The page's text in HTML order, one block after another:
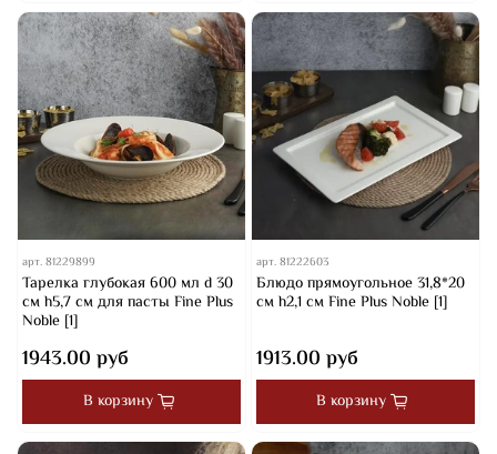
арт.81229899
Тарелка глубокая 600 мл d 30
см h5,7 см для пасты Fine Plus
Noble [1]
1943.00 руб
В корзину
арт.81222603
Блюдо прямоугольное 31,8*20
см h2,1 см Fine Plus Noble [1]
1913.00 руб
В корзину